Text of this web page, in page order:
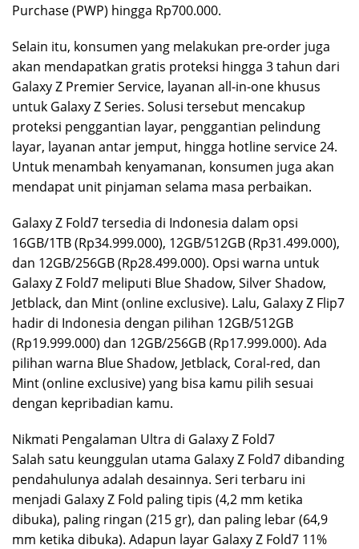
Purchase (PWP) hingga Rp700.000.
Selain itu, konsumen yang melakukan pre-order juga
akan mendapatkan gratis proteksi hingga 3 tahun dari
Galaxy Z Premier Service, layanan all-in-one khusus
untuk Galaxy Z Series. Solusi tersebut mencakup
proteksi penggantian layar, penggantian pelindung
layar, layanan antar jemput, hingga hotline service 24.
Untuk menambah kenyamanan, konsumen juga akan
mendapat unit pinjaman selama masa perbaikan.
Galaxy Z Fold7 tersedia di Indonesia dalam opsi
16GB/1TB (Rp34.999.000), 12GB/512GB (Rp31.499.000),
dan 12GB/256GB (Rp28.499.000). Opsi warna untuk
Galaxy Z Fold7 meliputi Blue Shadow, Silver Shadow,
Jetblack, dan Mint (online exclusive). Lalu, Galaxy Z Flip7
hadir di Indonesia dengan pilihan 12GB/512GB
(Rp19.999.000) dan 12GB/256GB (Rp17.999.000). Ada
pilihan warna Blue Shadow, Jetblack, Coral-red, dan
Mint (online exclusive) yang bisa kamu pilih sesuai
dengan kepribadian kamu.
Nikmati Pengalaman Ultra di Galaxy Z Fold7
Salah satu keunggulan utama Galaxy Z Fold7 dibanding
pendahulunya adalah desainnya. Seri terbaru ini
menjadi Galaxy Z Fold paling tipis (4,2 mm ketika
dibuka), paling ringan (215 gr), dan paling lebar (64,9
mm ketika dibuka). Adapun layar Galaxy Z Fold7 11%